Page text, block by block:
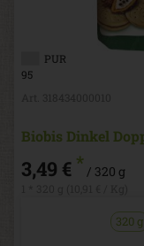
PUR
95
3,49 €* / 320 g
320 g